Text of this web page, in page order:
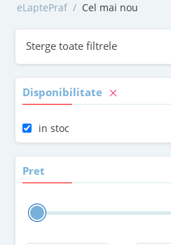
eLaptePraf / Cel mai nou
Sterge toate filtrele
Disponibilitate
in stoc
Pret